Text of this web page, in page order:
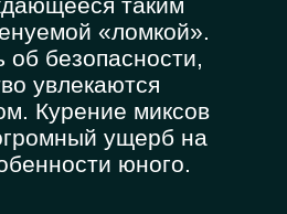
таким
«ломкой».
об безопасности,
увлекаются
Курение миксов
ущерб на
юного.